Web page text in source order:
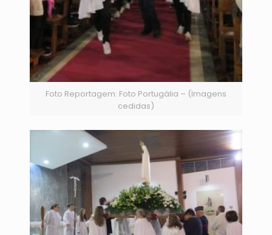
Foto Reportagem: Foto Portugália – (Imagens
cedidas)